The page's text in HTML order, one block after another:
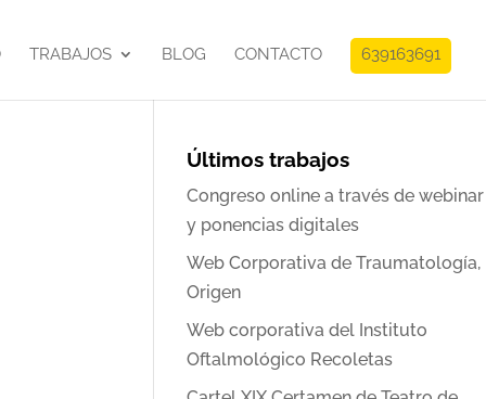
TRABAJOS BLOG CONTACTO 639163691
Últimos trabajos
Congreso online a través de webinar
y ponencias digitales
Web Corporativa de Traumatología,
Origen
Web corporativa del Instituto
Oftalmológico Recoletas